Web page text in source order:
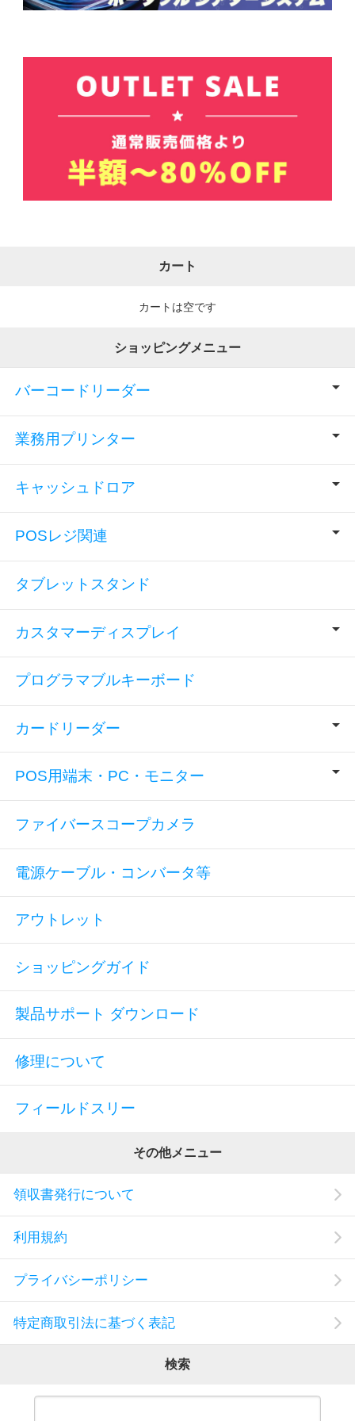
カート
カートは空です
ショッピングメニュー
バーコードリーダー
業務用プリンター
キャッシュドロア
POSレジ関連
タブレットスタンド
カスタマーディスプレイ
プログラマブルキーボード
カードリーダー
POS用端末・PC・モニター
ファイバースコープカメラ
電源ケーブル・コンバータ等
アウトレット
ショッピングガイド
製品サポート ダウンロード
修理について
フィールドスリー
その他メニュー
領収書発行について
利用規約
プライバシーポリシー
特定商取引法に基づく表記
検索